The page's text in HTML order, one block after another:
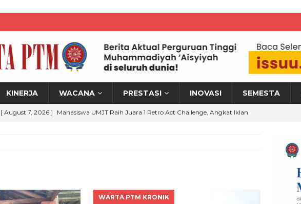
KINERJA WACANA PRESTASI INOVASI SEMESTA
[ August 7, 2026 ] Mahasiswa UMJT Raih Juara 1 Retro Act Challenge, Angkat Iklan
untuk Kemajuan Daerah WARTA PTM KRONIK
WARTA PTM KRONIK